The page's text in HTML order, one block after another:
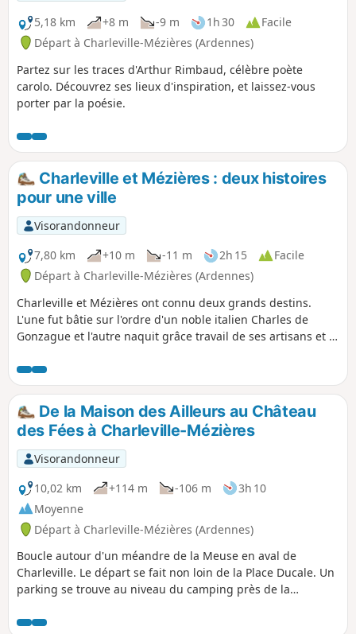
5,18 km
+8 m -9 m 1h 30
Facile
Départ à Charleville-Mézières (Ardennes)
Partez sur les traces d'Arthur Rimbaud, célèbre poète
carolo. Découvrez ses lieux d'inspiration, et laissez-vous
porter par la poésie.
Charleville et Mézières : deux histoires
pour une ville
Visorandonneur
7,80 km
+10 m -11 m 2h 15
Facile
Départ à Charleville-Mézières (Ardennes)
Charleville et Mézières ont connu deux grands destins.
L'une fut bâtie sur l'ordre d'un noble italien Charles de
Gonzague et l'autre naquit grâce travail de ses artisans et à
De la Maison des Ailleurs au Château
des Fées à Charleville-Mézières
Visorandonneur
10,02 km
+114 m -106 m
3h 10
Moyenne
Départ à Charleville-Mézières (Ardennes)
Boucle autour d'un méandre de la Meuse en aval de
Charleville. Le départ se fait non loin de la Place Ducale. Un
parking se trouve au niveau du camping près de la
dénivelé et quelques routes à forte vitesse à traverser.